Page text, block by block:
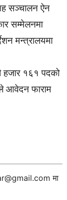
सञ्चालन ऐन
सम्मेलनमा
मन्त्रालयमा
हजार १६१ पदको
आवेदन फाराम
मा